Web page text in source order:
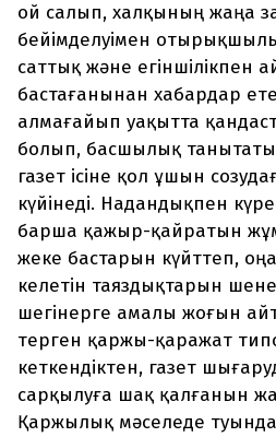
ой салып, халқының жаңа
бейімделуімен
саттық және егіншілікпен
бастағанынан хабардар
алмағайып уақытта
болып, басшылық
газет ісіне қол ұшын
күйінеді. Надандықпен
барша қажыр-қайратын
жеке бастарын күйттеп,
келетін таяздықтарын
шегінерге амалы жоғын
терген қаржы-қаражат
кеткендіктен, газет
сарқылуға шақ қалғанын
Қаржылық мәселеде